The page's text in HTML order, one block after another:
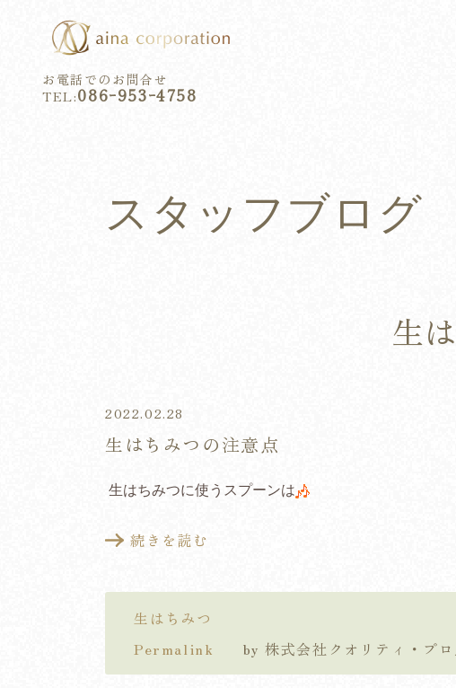
お電話でのお問合せ
TEL:086ｰ953ｰ4758
スタッフブログ
生
2022.02.28
生はちみつの注意点
生はちみつに使うスプーンは
続きを読む
生はちみつ
Permalink
by 株式会社クオリティ・プ